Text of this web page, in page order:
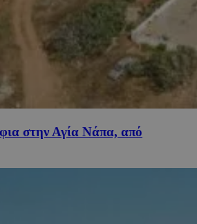
στην Αγία Νάπα, από